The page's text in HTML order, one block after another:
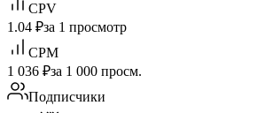
CPV
1.04 ₽за 1 просмотр
CPM
1 036 ₽за 1 000 просм.
Подписчики